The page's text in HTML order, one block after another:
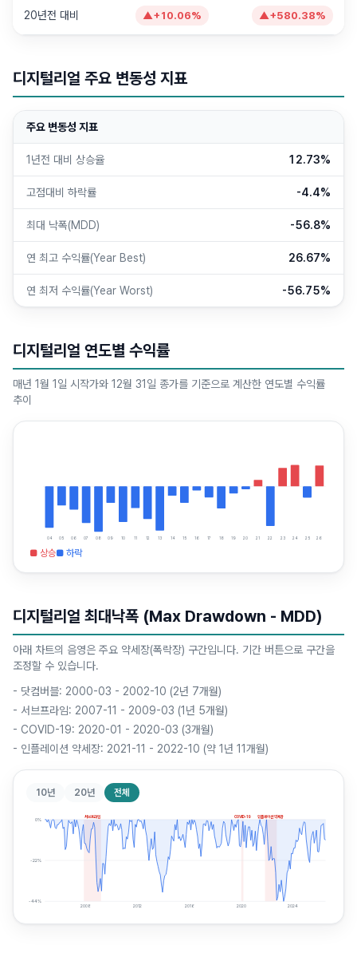
20년전 대비 ▲+ 10.06% ▲+580.38%
디지털리얼 주요 변동성 지표
주요 변동성 지표
1년전 대비 상승율 12.73%
고점대비 하락률 -4.4%
최대 낙폭(MDD) -56.8%
연 최고 수익률(Year Best) 26.67%
연 최저 수익률(Year Worst) -56.75%
디지털리얼 연도별 수익률
매년 1월 1일 시작가와 12월 31일 종가를 기준으로 계산한 연도별 수익률
추이
04 05 06 07 08 09 10 11 12 13 14 15 16 17 18 19 20 21 22 23 24 25 26
■ 상승■ 하락
디지털리얼 최대낙폭 (Max Drawdown - MDD)
아래 차트의 음영은 주요 약세장(폭락장) 구간입니다. 기간 버튼으로 구간을
조정할 수 있습니다.
- 닷컴버블: 2000-03 - 2002-10 (2년 7개월)
- 서브프라임: 2007-11 - 2009-03 (1년 5개월)
- COVID-19: 2020-01 - 2020-03 (3개월)
- 인플레이션 약세장: 2021-11 - 2022-10 (약 1년 11개월)
10년 20년 전체
서브프라임 COVID-19 인플레이션 약세장
0%
-22%
-44%
2008 2012 2016 2020 2024